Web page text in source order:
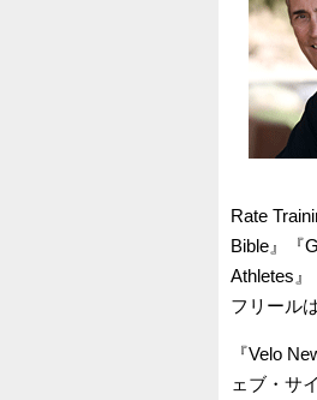
Rate
Bible』『
Athletes』
フリール
『Velo
ェブ・サ